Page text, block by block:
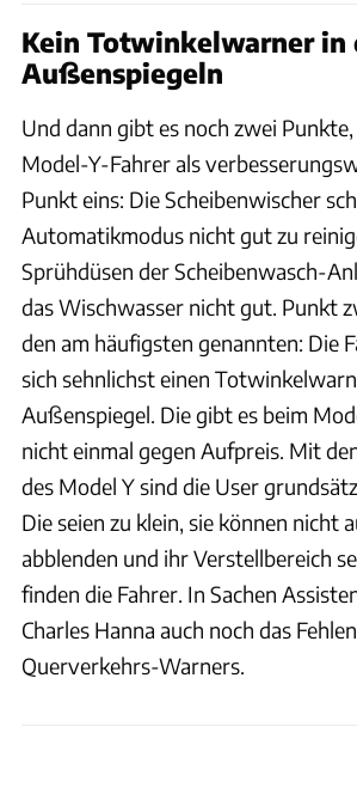
Kein Totwinkelwarner in
Außenspiegeln
Und dann gibt es noch zwei
Model-Y-Fahrer als
Punkt eins: Die Scheibenwischer
Automatikmodus nicht gut zu
Sprühdüsen der Scheibenwasch-
das Wischwasser nicht gut. Punkt
den am häufigsten genannten: Die
sich sehnlichst einen
Außenspiegel. Die gibt es beim
nicht einmal gegen Aufpreis. Mit
des Model Y sind die User
Die seien zu klein, sie können nicht
abblenden und ihr Verstellbereich
finden die Fahrer. In Sachen
Charles Hanna auch noch das
Querverkehrs-Warners.